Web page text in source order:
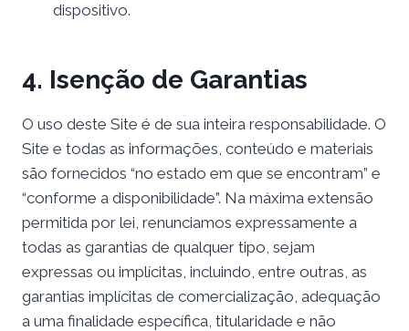
dispositivo.
4. Isenção de Garantias
O uso deste Site é de sua inteira responsabilidade. O
Site e todas as informações, conteúdo e materiais
são fornecidos “no estado em que se encontram” e
“conforme a disponibilidade”. Na máxima extensão
permitida por lei, renunciamos expressamente a
todas as garantias de qualquer tipo, sejam
expressas ou implícitas, incluindo, entre outras, as
garantias implícitas de comercialização, adequação
a uma finalidade específica, titularidade e não